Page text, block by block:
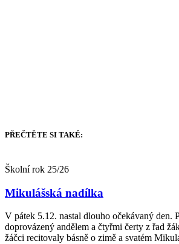
PŘEČTĚTE SI TAKÉ:
Školní rok 25/26
Mikulášská nadílka
V pátek 5.12. nastal dlouho očekávaný den.
doprovázený andělem a čtyřmi čerty z řad
žáčci recitovaly básně o zimě a svatém